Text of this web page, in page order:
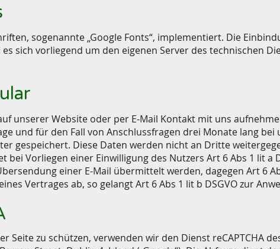
sogenannte „Google Fonts“, implementiert. Die
sich vorliegend um den eigenen Server des technischen
unserer Website oder per E-Mail Kontakt mit uns
und für den Fall von Anschlussfragen drei Monate lang
gespeichert. Diese Daten werden nicht an Dritte
bei Vorliegen einer Einwilligung des Nutzers Art 6 Abs 1 lit a
einer E-Mail übermittelt werden, dagegen Art 6
Vertrages ab, so gelangt Art 6 Abs 1 lit b DSGVO zur
Seite zu schützen, verwenden wir den Dienst reCAPTCHA